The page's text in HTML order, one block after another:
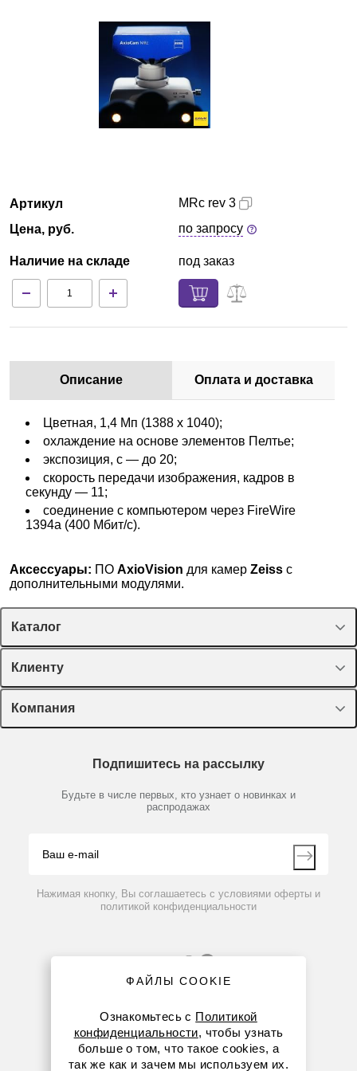
Партнеры
Технический сервис
Доставка и оплата
Артикул
Цена, руб.
Наличие на складе
MRc rev 3
по запросу
под заказ
Описание Оплата и доставка
Цветная, 1,4 Мп (1388 x 1040);
охлаждение на основе элементов Пелтье;
экспозиция, с — до 20;
скорость передачи изображения, кадров в
секунду — 11;
соединение с компьютером через FireWire
1394a (400 Mбит/с).
Аксессуары: ПО AxioVision для камер Zeiss с
дополнительными модулями.
Каталог
Спецпредложения
Оборудование, приборы
Пластик, стекло, принадлежности
Химические реактивы, препараты, наборы
Производители
Клиенту
Лекторий Диаэм
Доставка и оплата
Мобильное приложение
Компания
Партнеры
Контакты
Подпишитесь на рассылку
Будьте в числе первых, кто узнает о новинках и
распродажах
Нажимая кнопку, Вы соглашаетесь с условиями оферты и
политикой конфиденциальности
8 (800) 234-05-08
ФАЙЛЫ COOKIE
Ознакомьтесь с Политикой
конфиденциальности, чтобы узнать
больше о том, что такое cookies, а
так же как и зачем мы используем их.